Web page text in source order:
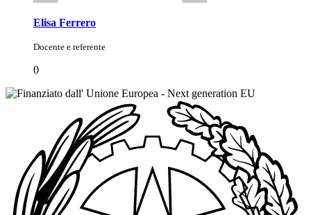
Elisa Ferrero
Docente e referente
0